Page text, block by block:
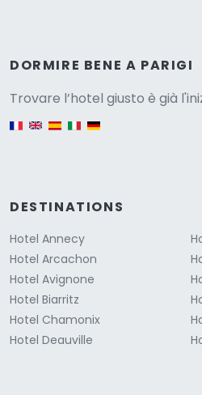
DORMIRE BENE A PARIGI
Trovare l’hotel giusto è già
English version
DESTINATIONS
Hotel Annecy
Hotel Arcachon
Hotel Avignone
Hotel Biarritz
Hotel Chamonix
Hotel Deauville